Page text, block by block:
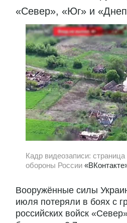
«Север», «Юг» и
Кадр видеозаписи:
обороны России
Вооружённые силы
июля потеряли в боях с
российских войск